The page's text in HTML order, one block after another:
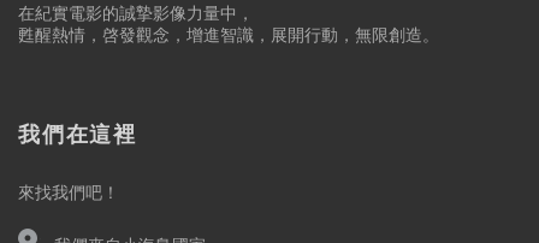
在紀實電影的誠摯影像力量中，
甦醒熱情，啓發觀念，增進智識，展開行動，無限創造。
我們在這裡
來找我們吧！